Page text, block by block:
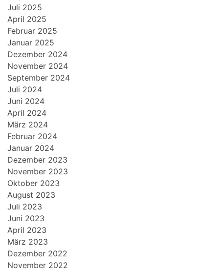
Juli 2025
April 2025
Februar 2025
Januar 2025
Dezember 2024
November 2024
September 2024
Juli 2024
Juni 2024
April 2024
März 2024
Februar 2024
Januar 2024
Dezember 2023
November 2023
Oktober 2023
August 2023
Juli 2023
Juni 2023
April 2023
März 2023
Dezember 2022
November 2022